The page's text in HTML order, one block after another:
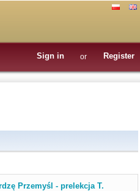
Sign in or Register
Przemyśl - prelekcja T.